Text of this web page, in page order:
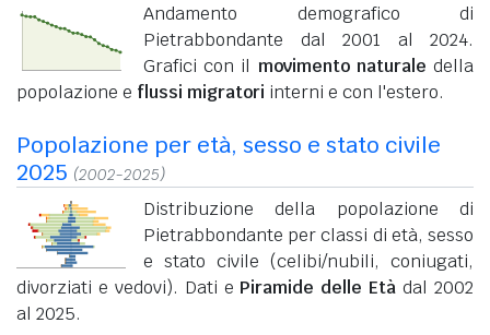
Andamento demografico di
Pietrabbondante dal 2001 al 2024.
Grafici con il movimento naturale della
popolazione e flussi migratori interni e con l'estero.
Popolazione per età, sesso e stato civile
2025 (2002-2025)
Distribuzione della popolazione di
Pietrabbondante per classi di età, sesso
e stato civile (celibi/nubili, coniugati,
divorziati e vedovi). Dati e Piramide delle Età dal 2002
al 2025.